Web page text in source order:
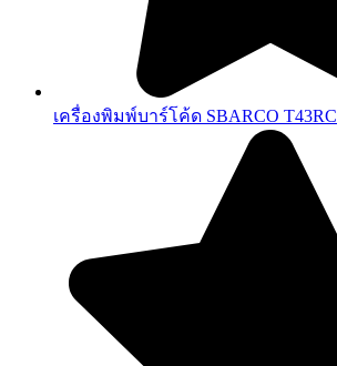
เครื่องพิมพ์บาร์โค้ด SBARCO T43RC